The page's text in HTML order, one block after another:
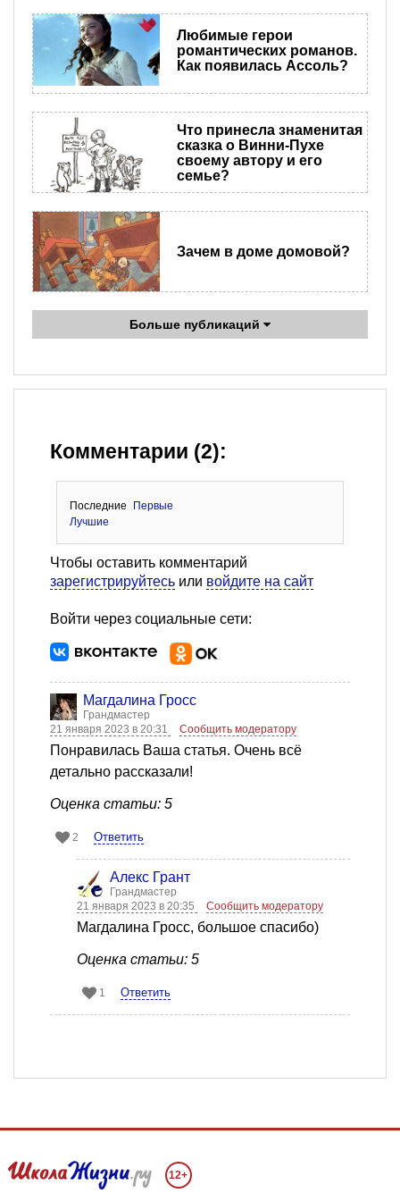
Любимые герои
романтических романов.
Как появилась Ассоль?
Что принесла знаменитая
сказка о Винни-Пухе
своему автору и его
семье?
Зачем в доме домовой?
Больше публикаций
Комментарии (2):
Последние
Первые
Лучшие
Чтобы оставить комментарий
зарегистрируйтесь или войдите на сайт
Войти через социальные сети:
Магдалина Гросс
Грандмастер
21 января 2023 в 20:31
Сообщить модератору
Понравилась Ваша статья. Очень всё
детально рассказали!
Оценка статьи: 5
2 Ответить
Алекс Грант
Грандмастер
21 января 2023 в 20:35
Сообщить модератору
Магдалина Гросс, большое спасибо)
Оценка статьи: 5
1 Ответить
12+